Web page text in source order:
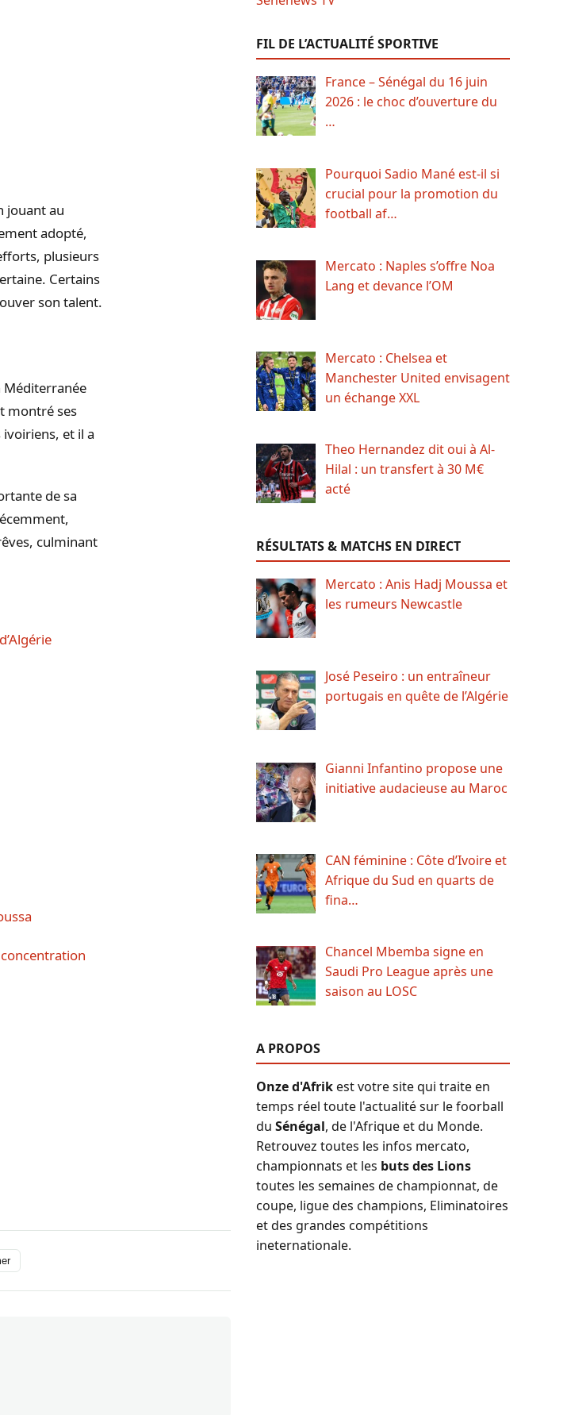
jouant au
adopté,
plusieurs
Certains
son talent.
Méditerranée
montré ses
et il a
de sa
culminant
FIL DE L’ACTUALITÉ SPORTIVE
France – Sénégal du 16 juin
2026 : le choc d’ouverture du
…
Pourquoi Sadio Mané est-il si
crucial pour la promotion du
football af…
Mercato : Naples s’offre Noa
Lang et devance l’OM
Mercato : Chelsea et
Manchester United envisagent
un échange XXL
Theo Hernandez dit oui à Al-
Hilal : un transfert à 30 M€
acté
RÉSULTATS & MATCHS EN DIRECT
Mercato : Anis Hadj Moussa et
les rumeurs Newcastle
José Peseiro : un entraîneur
portugais en quête de l’Algérie
Gianni Infantino propose une
initiative audacieuse au Maroc
CAN féminine : Côte d’Ivoire et
Afrique du Sud en quarts de
fina…
Chancel Mbemba signe en
Saudi Pro League après une
saison au LOSC
A PROPOS
Onze d'Afrikest votre site qui traite en
temps réel toute l'actualité sur le foorball
du Sénégal, de l'Afrique et du Monde.
Retrouvez toutes les infos mercato,
championnats et les buts des Lions
toutes les semaines de championnat, de
coupe, ligue des champions, Eliminatoires
et des grandes compétitions
ineternationale.